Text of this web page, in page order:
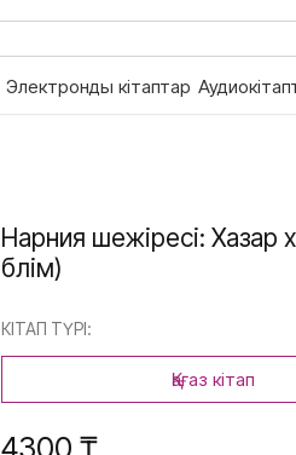
Электронды кітаптар
Нарния шежіресі: Хазар
бөлім)
КІТАП ТҮРІ:
Қағаз кітап